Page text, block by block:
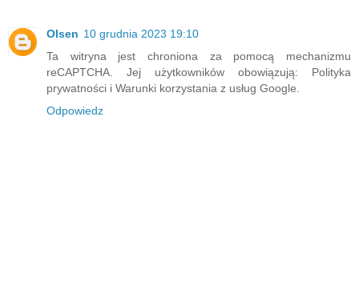
Olsen 10 grudnia 2023 19:10
Ta witryna jest chroniona za pomocą mechanizmu
reCAPTCHA. Jej użytkowników obowiązują: Polityka
prywatności i Warunki korzystania z usług Google.
Odpowiedz